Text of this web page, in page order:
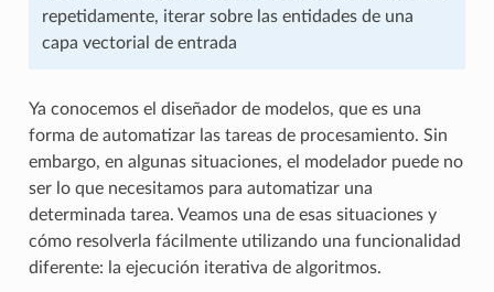
repetidamente, iterar sobre las entidades de una
capa vectorial de entrada
Ya conocemos el diseñador de modelos, que es una
forma de automatizar las tareas de procesamiento. Sin
embargo, en algunas situaciones, el modelador puede no
ser lo que necesitamos para automatizar una
determinada tarea. Veamos una de esas situaciones y
cómo resolverla fácilmente utilizando una funcionalidad
diferente: la ejecución iterativa de algoritmos.